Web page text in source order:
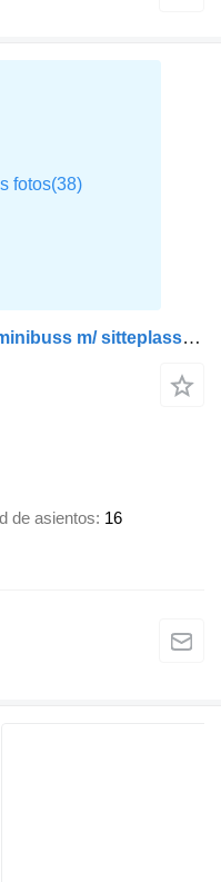
Renault 2012 Renault DCI 125 minibuss m/ sitteplasser til 16+1
de asientos 16